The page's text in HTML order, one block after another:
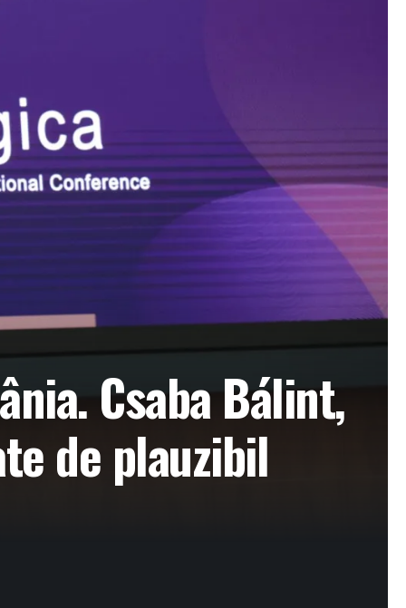
Csaba Bálint,
de plauzibil